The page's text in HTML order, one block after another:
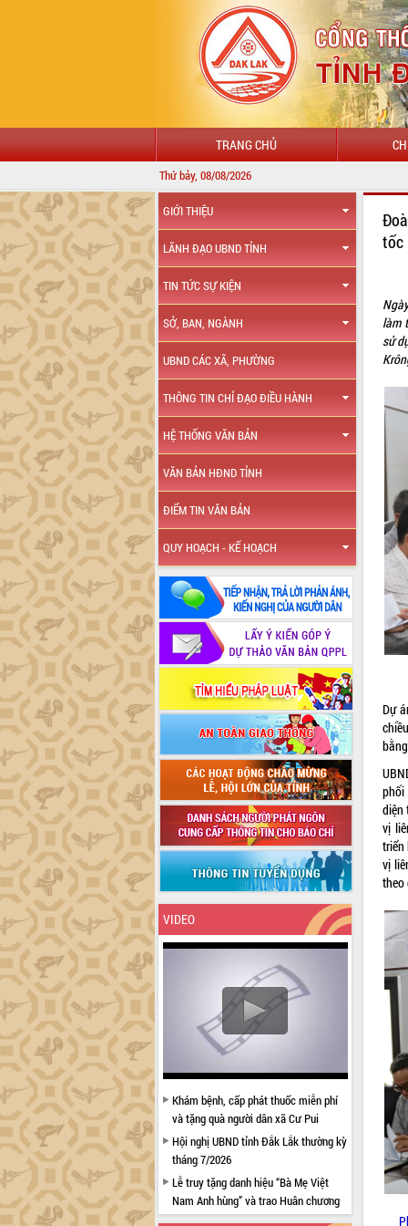
TRANG CHỦ
Thứ bảy, 08/08/2026
GIỚI THIỆU
LÃNH ĐẠO UBND TỈNH
TIN TỨC SỰ KIỆN
SỞ, BAN, NGÀNH
UBND CÁC XÃ, PHƯỜNG
THÔNG TIN CHỈ ĐẠO ĐIỀU HÀNH
HỆ THỐNG VĂN BẢN
VĂN BẢN HĐND TỈNH
ĐIỂM TIN VĂN BẢN
QUY HOẠCH - KẾ HOẠCH
VIDEO
Khám bệnh, cấp phát thuốc miễn phí
và tặng quà người dân xã Cư Pui
Hội nghị UBND tỉnh Đắk Lắk thường kỳ
tháng 7/2026
Lễ truy tặng danh hiệu “Bà Mẹ Việt
Nam Anh hùng” và trao Huân chương
Lao động
tốc
làm
sử
Dự
phối
diện
vị
triển
vị
theo